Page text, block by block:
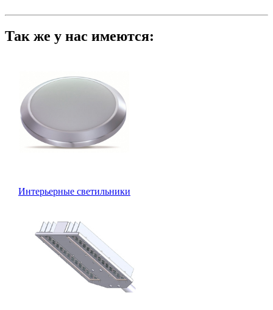
Так же у нас имеются:
Интерьерные светильники